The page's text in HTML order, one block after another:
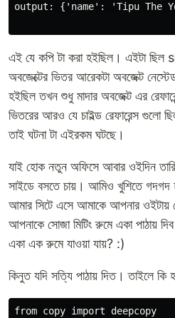
output: {'name': 'Tipu
এই যে কপি টা করা হইছিল। এইটা
অবজেক্টের ভিতর আরেকটা অবজেক্ট
হইছিল তখন শুধু মাদার অবজেক্ট এর
ভিতরের আরও যে চাইল্ড রেফারেন্স গুলো
তাই ঘটনা টা এইরকম ঘটছে।
যাই হোক নতুন অফিসে আবার ওইদিন
সাইডে বসতে চায়। আমিও খুশিতে গদগদ
আমার সিটে এসে আমাকে আপনার ওইটায়
আপনাকে সোজা মিটিং রুমে একা পাঠায়
একা এক রুমে যাওয়া যায়? :)
কিনুত যদি সত্যি পাঠায় দিত। তাইলে কি
from copy import deepcopy